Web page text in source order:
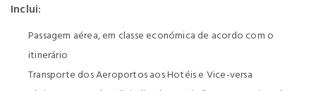
Inclui:
Passagem aérea, em classe económica de acordo com o
itinerário
Transporte dos Aeroportos aos Hotéis e Vice-versa